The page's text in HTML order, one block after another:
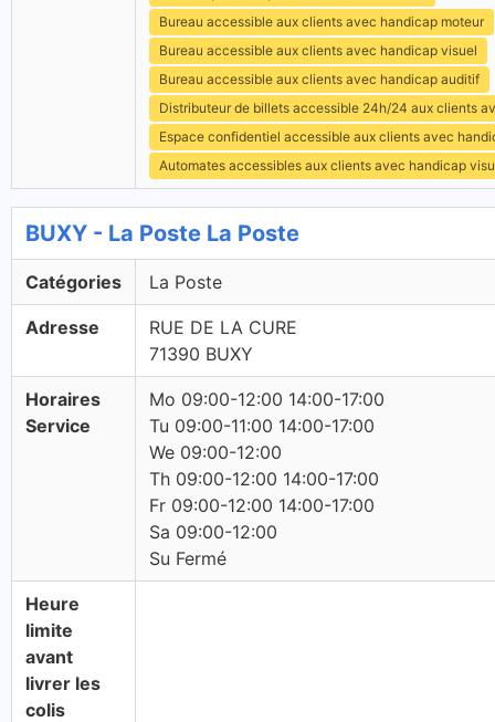
Bureau accessible aux clients avec handicap moteur
Bureau accessible aux clients avec handicap visuel
Bureau accessible aux clients avec handicap auditif
Distributeur de billets accessible 24h/24 aux clients
Espace confidentiel accessible aux clients avec
Automates accessibles aux clients avec handicap
BUXY - La Poste La Poste
Catégories La Poste
Adresse
RUE DE LA CURE
71390 BUXY
Horaires
Service
Mo 09:00-12:00 14:00-17:00
Tu 09:00-11:00 14:00-17:00
We 09:00-12:00
Th 09:00-12:00 14:00-17:00
Fr 09:00-12:00 14:00-17:00
Sa 09:00-12:00
Su Fermé
Heure
limite
avant
livrer les
colis